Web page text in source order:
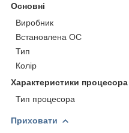
Основні
Виробник
Встановлена ОС
Тип
Колір
Характеристики процесора
Тип процесора
Приховати